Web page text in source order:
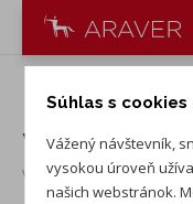
Predaj a
vozidiel!
Vydané:11. 5. 2026
Súhlas s cookies
Vážený návštevník,
vysokou úroveň
našich webstránok.